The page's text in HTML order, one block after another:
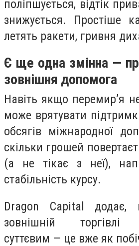
поліпшується, відтік
знижується. Простіше
летять ракети, гривня
Є ще одна змінна —
зовнішня допомога
Навіть якщо перемир’я
може врятувати
обсягів міжнародної
скільки грошей
(а не тікає з неї),
стабільність курсу.
Dragon Capital
зовнішній торгівлі
суттєвим — це вже як